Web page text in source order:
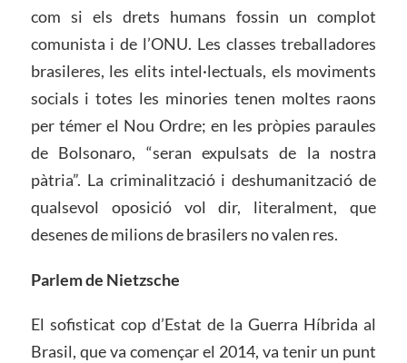
com si els drets humans fossin un complot
comunista i de l’ONU. Les classes treballadores
brasileres, les elits intel·lectuals, els moviments
socials i totes les minories tenen moltes raons
per témer el Nou Ordre; en les pròpies paraules
de Bolsonaro, “seran expulsats de la nostra
pàtria”. La criminalització i deshumanització de
qualsevol oposició vol dir, literalment, que
desenes de milions de brasilers no valen res.
Parlem de Nietzsche
El sofisticat cop d’Estat de la Guerra Híbrida al
Brasil, que va començar el 2014, va tenir un punt